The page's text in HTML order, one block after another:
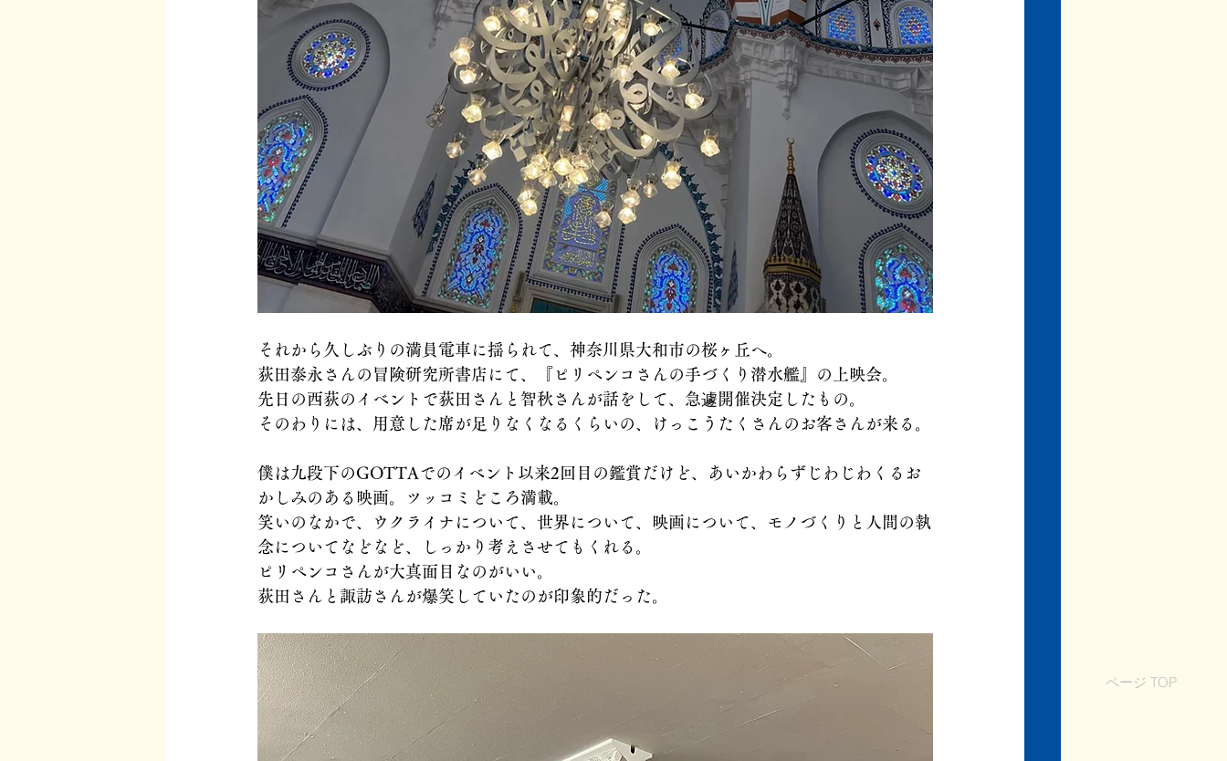
ページ TOP
それから久しぶりの満員電車に揺られて、神奈川県大和市の桜ヶ丘へ。
荻田泰永さんの冒険研究所書店にて、『ピリペンコさんの手づくり潜水艦』の上映会。
先日の西荻のイベントで荻田さんと智秋さんが話をして、急遽開催決定したもの。
そのわりには、用意した席が足りなくなるくらいの、けっこうたくさんのお客さんが来る。
僕は九段下のGOTTAでのイベント以来2回目の鑑賞だけど、あいかわらずじわじわくるお
かしみのある映画。ツッコミどころ満載。
笑いのなかで、ウクライナについて、世界について、映画について、モノづくりと人間の執
念についてなどなど、しっかり考えさせてもくれる。
ピリペンコさんが大真面目なのがいい。
荻田さんと諏訪さんが爆笑していたのが印象的だった。